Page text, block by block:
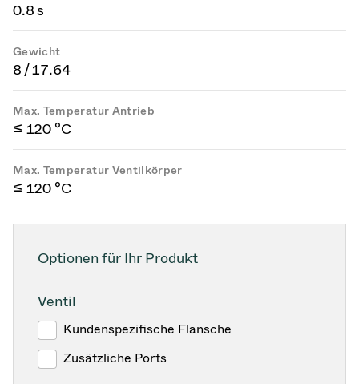
0.8 s
Gewicht
8 / 17.64
Max. Temperatur Antrieb
≤ 120 °C
Max. Temperatur Ventilkörper
≤ 120 °C
Optionen für Ihr Produkt
Ventil
Kundenspezifische Flansche
Zusätzliche Ports